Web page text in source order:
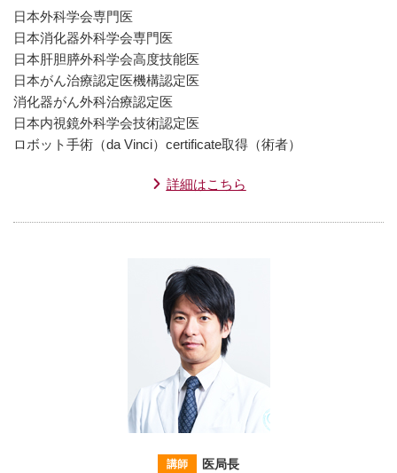
日本外科学会専門医
日本消化器外科学会専門医
日本肝胆膵外科学会高度技能医
日本がん治療認定医機構認定医
消化器がん外科治療認定医
日本内視鏡外科学会技術認定医
ロボット手術（da Vinci）certificate取得（術者）
詳細はこちら
講師 医局長